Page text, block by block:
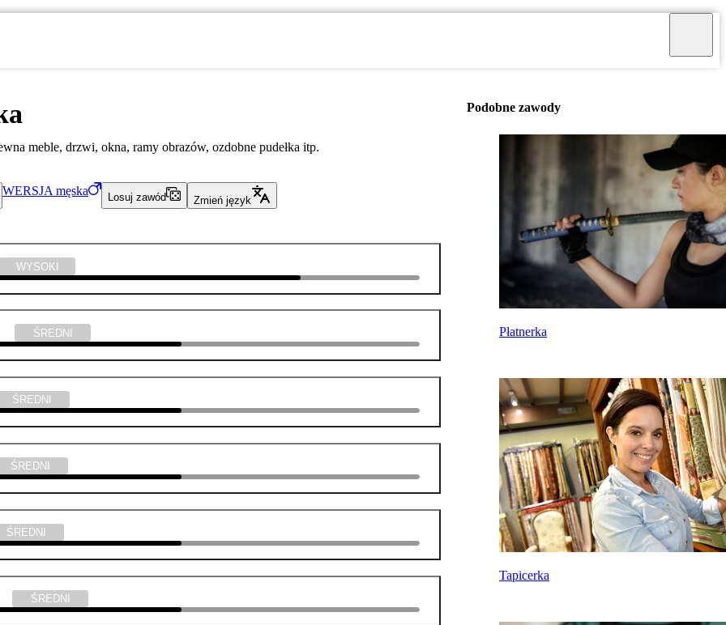
meble, drzwi, okna, ramy obrazów, ozdobne pudełka itp.
WERSJA męska
Losuj zawód Zmień język
WYSOKI
ŚREDNI
ŚREDNI
ŚREDNI
ŚREDNI
ŚREDNI
Podobne zawody
Płatnerka
Tapicerka